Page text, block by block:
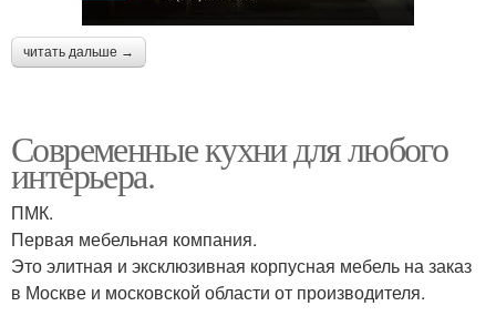
читать дальше →
Современные кухни для любого
интерьера.
ПМК.
Первая мебельная компания.
Это элитная и эксклюзивная корпусная мебель на заказ
в Москве и московской области от производителя.